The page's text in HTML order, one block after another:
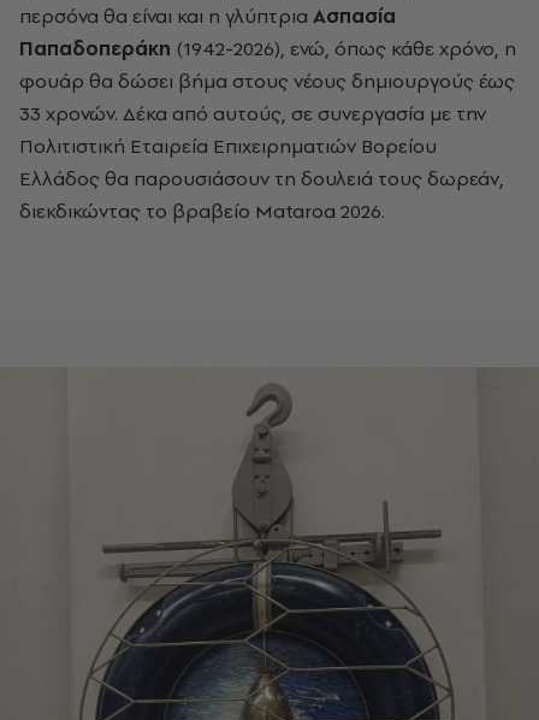
περσόνα θα είναι και η γλύπτρια Ασπασία
Παπαδοπεράκη (1942-2026), ενώ, όπως κάθε χρόνο, η
φουάρ θα δώσει βήμα στους νέους δημιουργούς έως
33 χρονών. Δέκα από αυτούς, σε συνεργασία με την
Πολιτιστική Εταιρεία Επιχειρηματιών Βορείου
Ελλάδος θα παρουσιάσουν τη δουλειά τους δωρεάν,
διεκδικώντας το βραβείο Mataroa 2026.